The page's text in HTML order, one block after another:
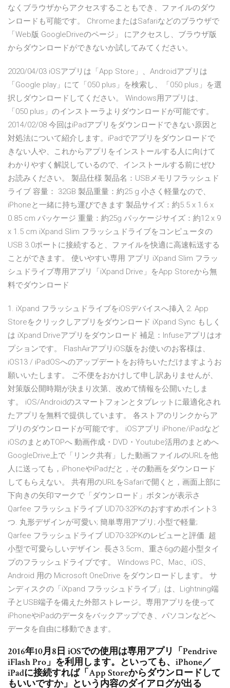
なくブラウザからアクセスすることもでき、ファイルのダウ
ンロードも可能です。 ChromeまたはSafariなどのブラウザで
「Web版 GoogleDriveのページ」 にアクセスし、ブラウザ版
からダウンロードができないか試してみてください。
2020/04/03 iOSアプリは「App Store」、Androidアプリは
「Google play」にて「050 plus」を検索し、「050 plus」を選
択しダウンロードしてください。 Windows用アプリは、
「050 plus」のインストーラよりダウンロードが可能です。
2014/02/08 今回はiPadアプリをダウンロードできない原因と
対処法について紹介します。iPadでアプリをダウンロードで
きない人や、これからアプリをインストールする人に向けて
わかりやすく解説しているので、インストールする前にぜひ
お読みください。 製品仕様 製品名：USBメモリフラッシュド
ライブ 容量： 32GB 製品重量：約25 g 小さく軽量なので、
iPhoneと一緒に持ち運びできます 製品サイズ：約5.5 x 1.6 x
0.85 cm パッケージ 重量：約25g パッケージサイズ：約12 x 9
x 1.5 cm iXpand Slim フラッシュドライブをコンピュータの
USB 3.0ポートに接続すると、ファイルを快適に高速転送する
ことができます。 使いやすい専用 アプリ iXpand Slim フラッ
シュドライブ専用アプリ「iXpand Drive」をApp Storeから無
料でダウンロード
1. iXpand フラッシュドライブをiOSデバイスへ挿入 2. App
Storeをクリックしアプリをダウンロード iXpand Sync もしく
は iXpand Driveアプリをダウンロード 補足：Infuseアプリはオ
プションです。 FlashAirアプリiOS版をお使いのお客様は、
iOS13 / iPadOSへのアップデートをお待ちいただけますようお
願いいたします。 ご不便をおかけして申し訳ありませんが、
対策版公開時期が決まり次第、改めて情報を公開いたしま
す。 iOS/Androidのスマートフォンとタブレットに最適化され
たアプリを無料で提供しています。 各ストアのリンクからア
プリのダウンロードが可能です。 iOSアプリ iPhone/iPadなど
iOSのまとめTOPへ 動画作成・DVD・Youtube活用のまとめへ
GoogleDrive上で「リンク共有」した動画ファイルのURLを他
人に送っても，iPhoneやiPadだと，その動画をダウンロード
してもらえない。 共有用のURLをSafariで開くと，画面上部に
下向きの矢印マークで「ダウンロード」ボタンが表示さ
Qarfee フラッシュドライブ UD70-32PKのおすすめポイント3
つ. 丸形デザインが可愛い; 簡単専用アプリ; 小型で軽量;
Qarfee フラッシュドライブ UD70-32PKのレビューと評価. 超
小型で可愛らしいデザイン. 長さ3.5cm、重さ6gの超小型タイ
プのフラッシュドライブです。 Windows PC、Mac、iOS、
Android 用の Microsoft OneDrive をダウンロードします。 サ
ンディスクの「iXpand フラッシュドライブ」は、Lightning端
子とUSB端子を備えた外部ストレージ。専用アプリを使って
iPhoneやiPadのデータをバックアップでき、パソコンなどへ
データを自由に移動できます。
2016年10月8日 iOSでの使用は専用アプリ「Pendrive
iFlash Pro」を利用します。といっても、iPhone／
iPadに接続すれば「App Storeからダウンロードして
もいいですか」という内容のダイアログが出る